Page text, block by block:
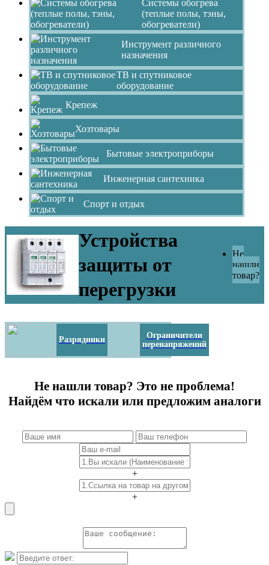
Системы обогрева
(теплые полы, тэны,
обогреватели)
Инструмент различного
назначения
ТВ и спутниковое
оборудование
Крепеж
Хозтовары
Бытовые электроприборы
Инженерная сантехника
Спорт и отдых
Устройства
защиты от
перегрузки
Не
нашли
товар?
Разрядники
Ограничители
перенапряжений
Не нашли товар? Это не проблема!
Найдём что искали или предложим аналоги
+
+